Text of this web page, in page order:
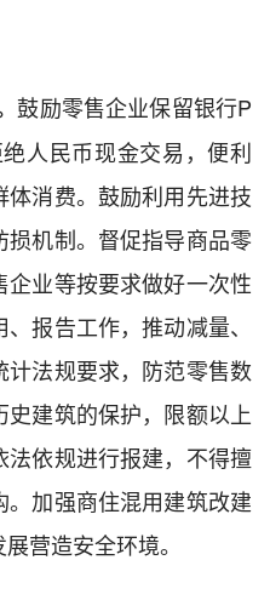
鼓励零售企业保留银行P
人民币现金交易，便利
消费。鼓励利用先进技
损机制。督促指导商品零
企业等按要求做好一次性
报告工作，推动减量、
计法规要求，防范零售数
史建筑的保护，限额以上
依规进行报建，不得擅
加强商住混用建筑改建
营造安全环境。